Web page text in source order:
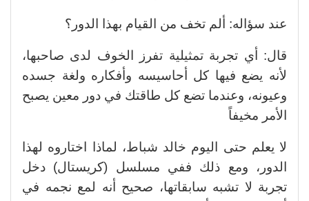
عند سؤاله: ألم تخف من القيام بهذا الدور؟
قال: أي تجربة تمثيلية تفرز الخوف لدى صاحبها،
لأنه يضع فيها كل أحاسيسه وأفكاره ولغة جسده
وعيونه، وعندما تضع كل طاقتك في دور معين يصبح
الأمر مخيفاً
لا يعلم حتى اليوم خالد شباط، لماذا اختاروه لهذا
الدور، ومع ذلك ففي مسلسل (كريستال) دخل
تجربة لا تشبه سابقاتها، صحيح أنه لمع نجمه في